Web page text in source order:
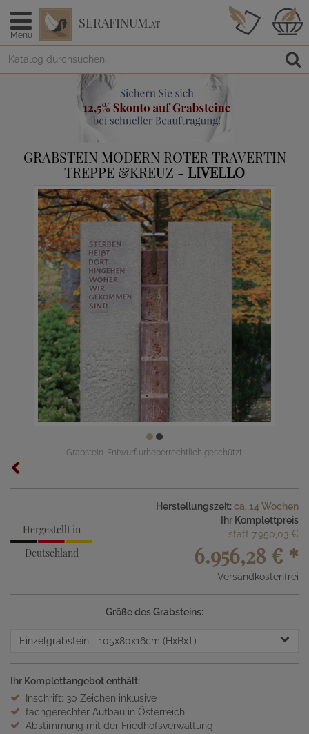
Menü
SERAFINUM.AT
GRABSTEIN MODERN ROTER TRAVERTIN
TREPPE &KREUZ - LIVELLO
Grabstein-Entwurf urheberrechtlich geschützt.
Hergestellt in
Deutschland
Herstellungszeit: ca. 14 Wochen
Ihr Komplettpreis
statt 7.950,03 €
6.956,28 € *
Versandkostenfrei
Größe des Grabsteins:
Einzelgrabstein - 105x80x16cm (HxBxT)
Ihr Komplettangebot enthält:
Inschrift: 30 Zeichen inklusive
fachgerechter Aufbau in Österreich
Abstimmung mit der Friedhofsverwaltung